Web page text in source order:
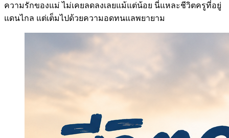
ความรักของแม่ ไม่เคยลดลงเลยแม้แต่น้อย นี่แหละชีวิตครูที่อยู่
แดนไกล แต่เต็มไปด้วยความอดทนแลพยายาม